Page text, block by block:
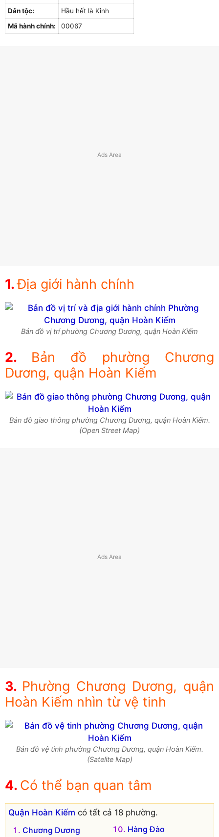
Dân tộc:
Hầu hết là Kinh
Mã hành chính:
00067
Địa giới hành chính
Bản đồ vị trí phường Chương Dương, quận Hoàn Kiếm
Bản đồ phường Chương
Dương, quận Hoàn Kiếm
Bản đồ giao thông phường Chương Dương, quận Hoàn Kiếm.
(Open Street Map)
Phường Chương Dương, quận
Hoàn Kiếm nhìn từ vệ tinh
Bản đồ vệ tinh phường Chương Dương, quận Hoàn Kiếm.
(Satelite Map)
Có thể bạn quan tâm
Quận Hoàn Kiếm có tất cả 18 phường.
Chương Dương
Hàng Đào